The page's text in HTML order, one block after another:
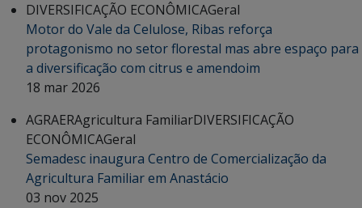
DIVERSIFICAÇÃO ECONÔMICAGeral
Motor do Vale da Celulose, Ribas reforça
protagonismo no setor florestal mas abre espaço para
a diversificação com citrus e amendoim
18 mar 2026
AGRAERAgricultura FamiliarDIVERSIFICAÇÃO
ECONÔMICAGeral
Semadesc inaugura Centro de Comercialização da
Agricultura Familiar em Anastácio
03 nov 2025